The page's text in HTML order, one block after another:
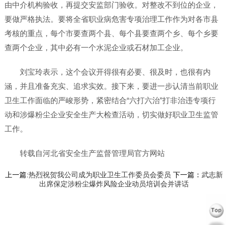
由中介机构验收，再提交安监部门验收。对整改不到位的企业，
要做严格执法。要将全省职业病危害专项治理工作作为对各市县
考核的重点，每个市要查两个县、每个县要查两个乡、每个乡要
查两个企业，其中必有一个水泥企业或石材加工企业。
刘宝玲表示，这个会议开得很有必要、很及时，也很有内
涵，并且准备充实、追求实效。接下来，要进一步认清当前职业
卫生工作面临的严峻形势，紧密结合“六打六治”打非治违专项行
动和涉爆粉尘企业安全生产大检查活动，切实做好职业卫生监管
工作。
转载自河北省安全生产监督管理局官方网站
上一篇:热烈祝贺我公司成为职业卫生工作委员会委员 下一篇： 武志新
出席保定涉粉尘爆炸风险企业动员培训会并讲话